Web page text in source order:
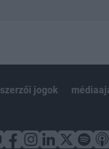
szerzői jogok